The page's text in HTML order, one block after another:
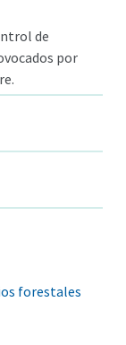
de
por
forestales